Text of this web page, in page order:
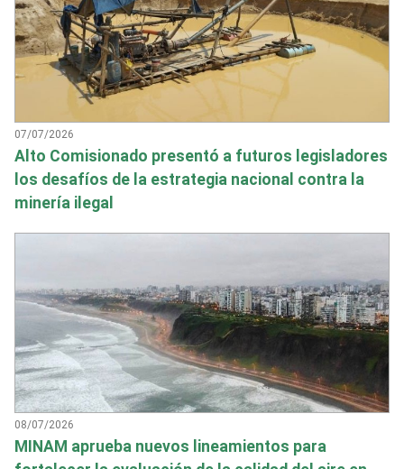
07/07/2026
Alto Comisionado presentó a futuros legisladores
los desafíos de la estrategia nacional contra la
minería ilegal
08/07/2026
MINAM aprueba nuevos lineamientos para